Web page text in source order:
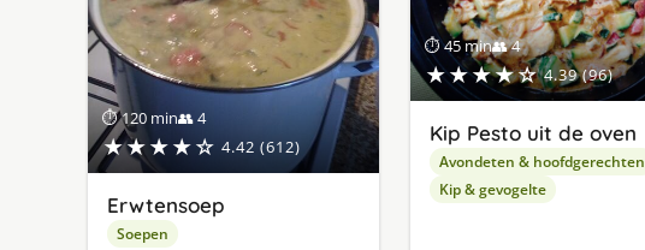
⏱ 120 min👥 4
★★★★☆ 4.42 (612)
Erwtensoep
Soepen
⏱ 45 min👥 4
★★★★☆ 4.39 (96)
Kip Pesto uit de oven
Avondeten & hoofdgerechten
Kip & gevogelte